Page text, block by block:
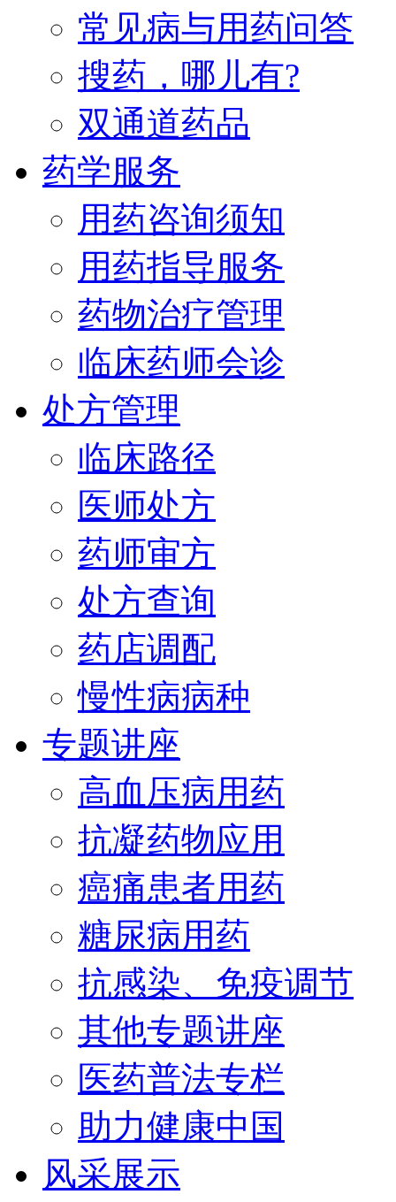
常见病与用药问答
搜药，哪儿有?
双通道药品
药学服务
用药咨询须知
用药指导服务
药物治疗管理
临床药师会诊
处方管理
临床路径
医师处方
药师审方
处方查询
药店调配
慢性病病种
专题讲座
高血压病用药
抗凝药物应用
癌痛患者用药
糖尿病用药
抗感染、免疫调节
其他专题讲座
医药普法专栏
助力健康中国
风采展示